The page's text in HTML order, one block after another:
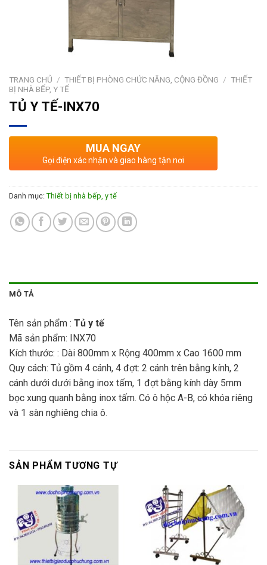
TRANG CHỦ / THIẾT BỊ PHÒNG CHỨC NĂNG, CỘNG ĐỒNG / THIẾT
BỊ NHÀ BẾP, Y TẾ
TỦ Y TẾ-INX70
MUA NGAY
Gọi điện xác nhận và giao hàng tận nơi
Danh mục: Thiết bị nhà bếp, y tế
MÔ TẢ
Tên sản phẩm : Tủ y tế
Mã sản phẩm: INX70
Kích thước: : Dài 800mm x Rộng 400mm x Cao 1600 mm
Quy cách: Tủ gồm 4 cánh, 4 đợt: 2 cánh trên bằng kính, 2
cánh dưới dưới bằng inox tấm, 1 đợt bằng kính dày 5mm
bọc xung quanh bằng inox tấm. Có ô hộc A-B, có khóa riêng
và 1 sàn nghiêng chia ô.
SẢN PHẨM TƯƠNG TỰ